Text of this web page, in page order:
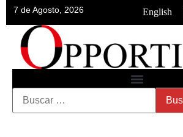
7 de Agosto, 2026 English